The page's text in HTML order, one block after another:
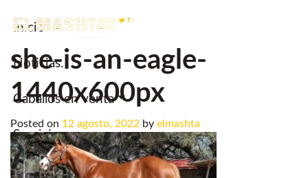
Inicio
Noticias.
Caballos en venta
Servicios
Criadero
Main Navigation
she-is-an-eagle-
1440x600px
Posted on 12 agosto, 2022 by elmashta